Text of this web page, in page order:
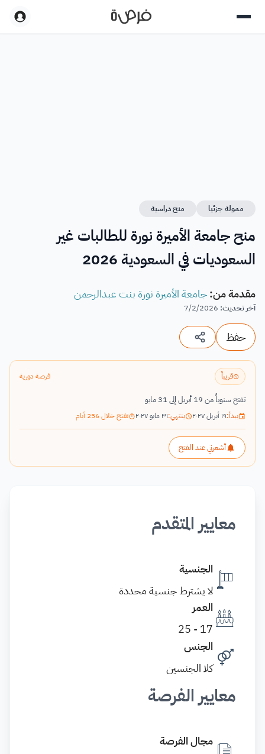
ممولة جزئيا منح دراسية
منح جامعة الأميرة نورة للطالبات غير
السعوديات في السعودية 2026
مقدمة من:جامعة الأميرة نورة بنت عبدالرحمن
آخر تحديث:
7/2/2026
حفظ
قريباً فرصة دورية
تفتح سنوياً من 19 أبريل إلى 31 مايو
يبدأ:١٩ أبريل ٢٠٢٧ ينتهي:٣١ مايو ٢٠٢٧ تفتح خلال 256 أيام
أشعرني عند الفتح
معايير المتقدم
الجنسية
لا يشترط جنسية محددة
العمر
17 - 25
الجنس
كلا الجنسين
معايير الفرصة
مجال الفرصة